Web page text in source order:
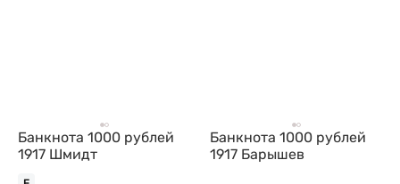
Банкнота 1000 рублей
1917 Шмидт
Банкнота 1000 рублей
1917 Барышев